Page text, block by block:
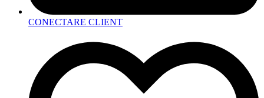
CONECTARE CLIENT